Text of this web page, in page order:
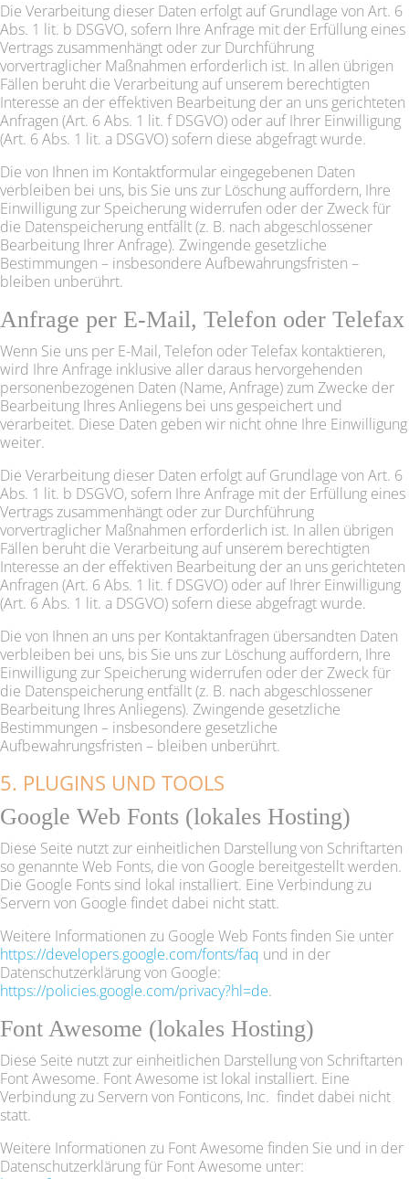
Die Verarbeitung dieser Daten erfolgt auf Grundlage von Art. 6
Abs. 1 lit. b DSGVO, sofern Ihre Anfrage mit der Erfüllung eines
Vertrags zusammenhängt oder zur Durchführung
vorvertraglicher Maßnahmen erforderlich ist. In allen übrigen
Fällen beruht die Verarbeitung auf unserem berechtigten
Interesse an der effektiven Bearbeitung der an uns gerichteten
Anfragen (Art. 6 Abs. 1 lit. f DSGVO) oder auf Ihrer Einwilligung
(Art. 6 Abs. 1 lit. a DSGVO) sofern diese abgefragt wurde.
Die von Ihnen im Kontaktformular eingegebenen Daten
verbleiben bei uns, bis Sie uns zur Löschung auffordern, Ihre
Einwilligung zur Speicherung widerrufen oder der Zweck für
die Datenspeicherung entfällt (z. B. nach abgeschlossener
Bearbeitung Ihrer Anfrage). Zwingende gesetzliche
Bestimmungen – insbesondere Aufbewahrungsfristen –
bleiben unberührt.
Anfrage per E-Mail, Telefon oder Telefax
Wenn Sie uns per E-Mail, Telefon oder Telefax kontaktieren,
wird Ihre Anfrage inklusive aller daraus hervorgehenden
personenbezogenen Daten (Name, Anfrage) zum Zwecke der
Bearbeitung Ihres Anliegens bei uns gespeichert und
verarbeitet. Diese Daten geben wir nicht ohne Ihre Einwilligung
weiter.
Die Verarbeitung dieser Daten erfolgt auf Grundlage von Art. 6
Abs. 1 lit. b DSGVO, sofern Ihre Anfrage mit der Erfüllung eines
Vertrags zusammenhängt oder zur Durchführung
vorvertraglicher Maßnahmen erforderlich ist. In allen übrigen
Fällen beruht die Verarbeitung auf unserem berechtigten
Interesse an der effektiven Bearbeitung der an uns gerichteten
Anfragen (Art. 6 Abs. 1 lit. f DSGVO) oder auf Ihrer Einwilligung
(Art. 6 Abs. 1 lit. a DSGVO) sofern diese abgefragt wurde.
Die von Ihnen an uns per Kontaktanfragen übersandten Daten
verbleiben bei uns, bis Sie uns zur Löschung auffordern, Ihre
Einwilligung zur Speicherung widerrufen oder der Zweck für
die Datenspeicherung entfällt (z. B. nach abgeschlossener
Bearbeitung Ihres Anliegens). Zwingende gesetzliche
Bestimmungen – insbesondere gesetzliche
Aufbewahrungsfristen – bleiben unberührt.
5. PLUGINS UND TOOLS
Google Web Fonts (lokales Hosting)
Diese Seite nutzt zur einheitlichen Darstellung von Schriftarten
so genannte Web Fonts, die von Google bereitgestellt werden.
Die Google Fonts sind lokal installiert. Eine Verbindung zu
Servern von Google findet dabei nicht statt.
Weitere Informationen zu Google Web Fonts finden Sie unter
https://developers.google.com/fonts/faq und in der
Datenschutzerklärung von Google:
https://policies.google.com/privacy?hl=de.
Font Awesome (lokales Hosting)
Diese Seite nutzt zur einheitlichen Darstellung von Schriftarten
Font Awesome. Font Awesome ist lokal installiert. Eine
Verbindung zu Servern von Fonticons, Inc. findet dabei nicht
statt.
Weitere Informationen zu Font Awesome finden Sie und in der
Datenschutzerklärung für Font Awesome unter: